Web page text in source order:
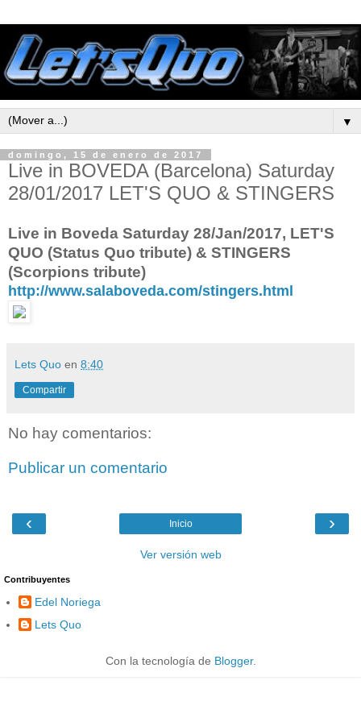
▼
domingo, 15 de enero de 2017
Live in BOVEDA (Barcelona) Saturday
28/01/2017 LET'S QUO & STINGERS
Live in Boveda Saturday 28/Jan/2017, LET'S
QUO (Status Quo tribute) & STINGERS
(Scorpions tribute)
http://www.salaboveda.com/stingers.html
Lets Quo en 8:40
Compartir
No hay comentarios:
Publicar un comentario
‹ ›
Inicio
Ver versión web
Contribuyentes
Edel Noriega
Lets Quo
Con la tecnología de Blogger.